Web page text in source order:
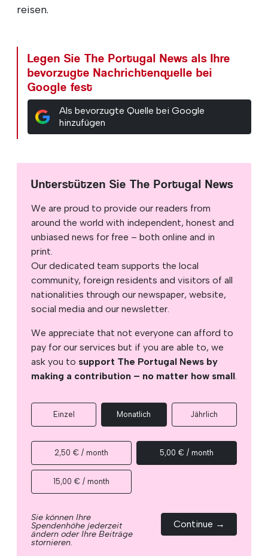
reisen.
Legen Sie The Portugal News als Ihre
bevorzugte Nachrichtenquelle bei
Google fest
Als bevorzugte Quelle bei Google
hinzufügen
Unterstützen Sie The Portugal News
We are proud to provide our readers from
around the world with independent, honest and
unbiased news for free – both online and in
print.
Our dedicated team supports the local
community, foreign residents and visitors of all
nationalities through our newspaper, website,
social media and our newsletter.
We appreciate that not everyone can afford to
pay for our services but if you are able to, we
ask you to support The Portugal News by
making a contribution – no matter how small.
Einzel Monatlich Jährlich
2,50 € / month 5,00 € / month
15,00 € / month
Sie können Ihre
Spendenhöhe jederzeit
ändern oder Ihre Beiträge
stornieren.
Continue →